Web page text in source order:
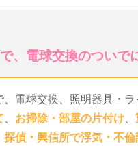
、電球交換のついで
電球交換、照明器具・
、 お掃除・部屋の片付け、
探偵・興信所で浮気・不